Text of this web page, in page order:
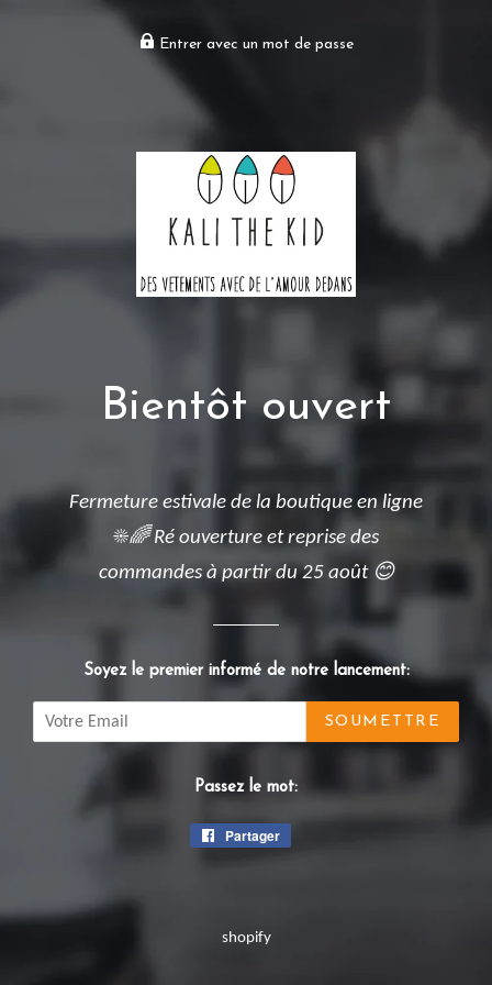
Entrer avec un mot de passe
Bientôt ouvert
Fermeture estivale de la boutique en ligne
☀️🌈 Ré ouverture et reprise des
commandes à partir du 25 août 😊
Soyez le premier informé de notre lancement:
Email
Passez le mot:
Partager
shopify